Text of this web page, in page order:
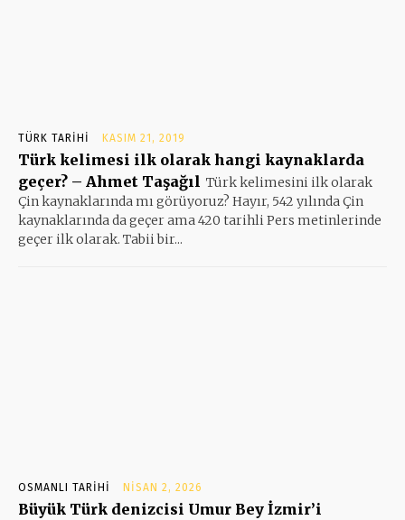
TÜRK TARIHI KASIM 21, 2019
Türk kelimesi ilk olarak hangi kaynaklarda
geçer? – Ahmet Taşağıl Türk kelimesini ilk olarak
Çin kaynaklarında mı görüyoruz? Hayır, 542 yılında Çin
kaynaklarında da geçer ama 420 tarihli Pers metinlerinde
geçer ilk olarak. Tabii bir...
OSMANLI TARIHI NISAN 2, 2026
Büyük Türk denizcisi Umur Bey İzmir’i